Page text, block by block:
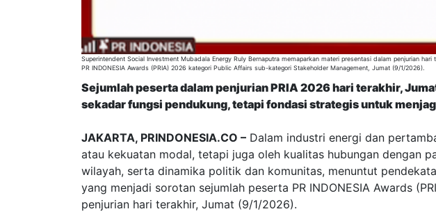
Superintendent Social Investment Mubadala Energy Ruly Bernaputra memaparkan materi presentasi dalam penjurian hari
PR INDONESIA Awards (PRIA) 2026 kategori Public Affairs sub-kategori Stakeholder Management, Jumat (9/1/2026).
Sejumlah peserta dalam penjurian PRIA 2026 hari terakhir,
sekadar fungsi pendukung, tetapi fondasi strategis untuk
JAKARTA, PRINDONESIA.CO – Dalam industri energi dan
atau kekuatan modal, tetapi juga oleh kualitas hubungan dengan
wilayah, serta dinamika politik dan komunitas, menuntut
yang menjadi sorotan sejumlah peserta PR INDONESIA Awards
penjurian hari terakhir, Jumat (9/1/2026).